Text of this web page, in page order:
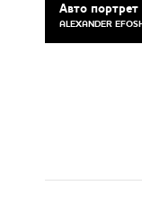
Авто портрет
ALEXANDER